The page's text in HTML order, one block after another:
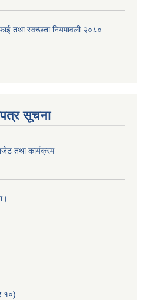
तथा स्वच्छता नियमावली २०८०
सूचना
तथा कार्यक्रम
१०)